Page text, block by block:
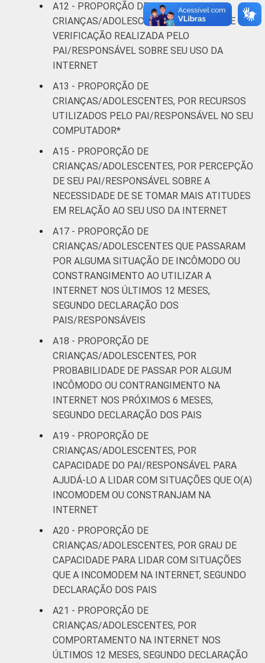
A12 - PROPORÇÃO DE
CRIANÇAS/ADOLESCENTES, POR TIPO DE
VERIFICAÇÃO REALIZADA PELO
PAI/RESPONSÁVEL SOBRE SEU USO DA
INTERNET
A13 - PROPORÇÃO DE
CRIANÇAS/ADOLESCENTES, POR RECURSOS
UTILIZADOS PELO PAI/RESPONSÁVEL NO SEU
COMPUTADOR*
A15 - PROPORÇÃO DE
CRIANÇAS/ADOLESCENTES, POR PERCEPÇÃO
DE SEU PAI/RESPONSÁVEL SOBRE A
NECESSIDADE DE SE TOMAR MAIS ATITUDES
EM RELAÇÃO AO SEU USO DA INTERNET
A17 - PROPORÇÃO DE
CRIANÇAS/ADOLESCENTES QUE PASSARAM
POR ALGUMA SITUAÇÃO DE INCÔMODO OU
CONSTRANGIMENTO AO UTILIZAR A
INTERNET NOS ÚLTIMOS 12 MESES,
SEGUNDO DECLARAÇÃO DOS
PAIS/RESPONSÁVEIS
A18 - PROPORÇÃO DE
CRIANÇAS/ADOLESCENTES, POR
PROBABILIDADE DE PASSAR POR ALGUM
INCÔMODO OU CONTRANGIMENTO NA
INTERNET NOS PRÓXIMOS 6 MESES,
SEGUNDO DECLARAÇÃO DOS PAIS
A19 - PROPORÇÃO DE
CRIANÇAS/ADOLESCENTES, POR
CAPACIDADE DO PAI/RESPONSÁVEL PARA
AJUDÁ-LO A LIDAR COM SITUAÇÕES QUE O(A)
INCOMODEM OU CONSTRANJAM NA
INTERNET
A20 - PROPORÇÃO DE
CRIANÇAS/ADOLESCENTES, POR GRAU DE
CAPACIDADE PARA LIDAR COM SITUAÇÕES
QUE A INCOMODEM NA INTERNET, SEGUNDO
DECLARAÇÃO DOS PAIS
A21 - PROPORÇÃO DE
CRIANÇAS/ADOLESCENTES, POR
COMPORTAMENTO NA INTERNET NOS
ÚLTIMOS 12 MESES, SEGUNDO DECLARAÇÃO